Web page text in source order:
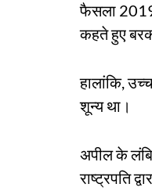
फैसला
कहते हुए
हालांकि,
शून्य था।
अपील के
राष्ट्रपति